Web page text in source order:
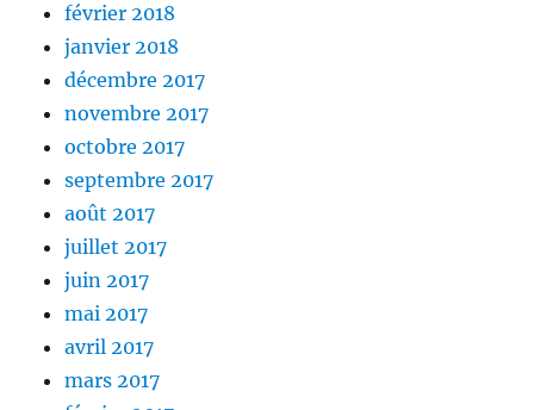
février 2018
janvier 2018
décembre 2017
novembre 2017
octobre 2017
septembre 2017
août 2017
juillet 2017
juin 2017
mai 2017
avril 2017
mars 2017